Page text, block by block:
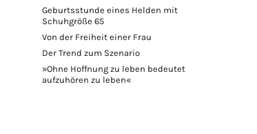
Geburtsstunde eines Helden mit
Schuhgröße 65
Von der Freiheit einer Frau
Der Trend zum Szenario
»Ohne Hoffnung zu leben bedeutet
aufzuhören zu leben«